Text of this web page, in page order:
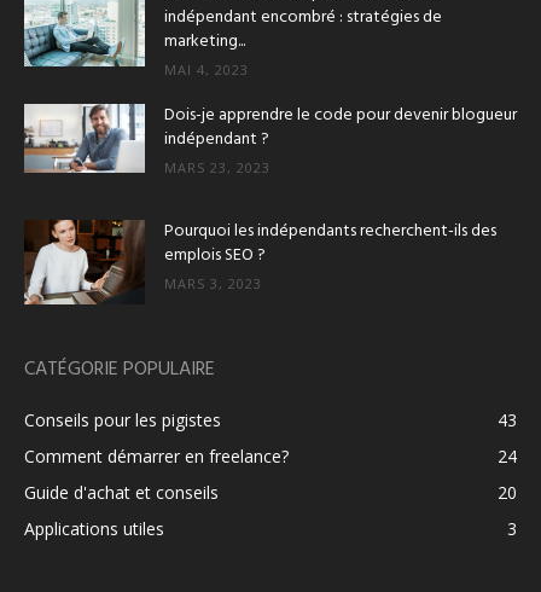
indépendant encombré : stratégies de
marketing...
MAI 4, 2023
Dois-je apprendre le code pour devenir blogueur
indépendant ?
MARS 23, 2023
Pourquoi les indépendants recherchent-ils des
emplois SEO ?
MARS 3, 2023
CATÉGORIE POPULAIRE
Conseils pour les pigistes
43
Comment démarrer en freelance?
24
Guide d'achat et conseils
20
Applications utiles
3